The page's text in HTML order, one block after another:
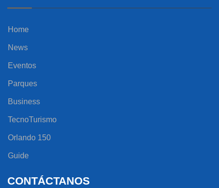
Home
News
Eventos
Parques
Business
TecnoTurismo
Orlando 150
Guide
CONTÁCTANOS